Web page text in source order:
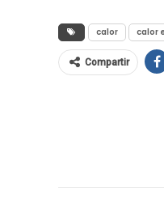
calor calor
Compartir